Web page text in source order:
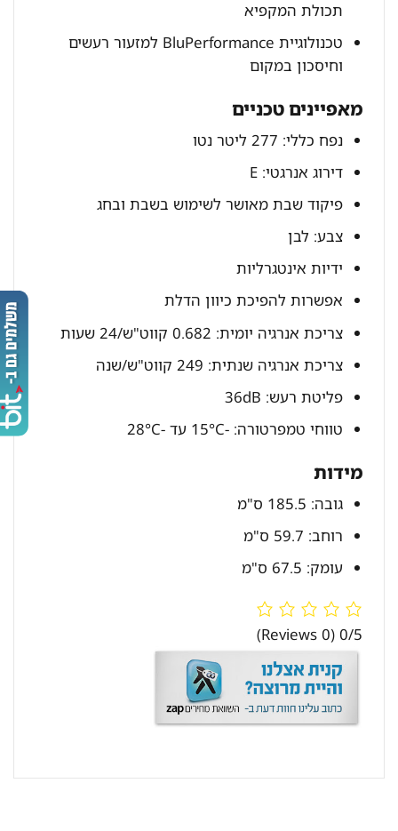
תכולת המקפיא
טכנולוגיית BluPerformance למזעור רעשים
וחיסכון במקום
מאפיינים טכניים
נפח כללי: 277 ליטר נטו
דירוג אנרגטי: E
פיקוד שבת מאושר לשימוש בשבת ובחג
צבע: לבן
ידיות אינטגרליות
אפשרות להפיכת כיוון הדלת
צריכת אנרגיה יומית: 0.682 קווט"ש/24 שעות
צריכת אנרגיה שנתית: 249 קווט"ש/שנה
פליטת רעש: 36dB
טווחי טמפרטורה: -15°C עד -28°C
מידות
גובה: 185.5 ס"מ
רוחב: 59.7 ס"מ
עומק: 67.5 ס"מ
0/5
(0 Reviews)